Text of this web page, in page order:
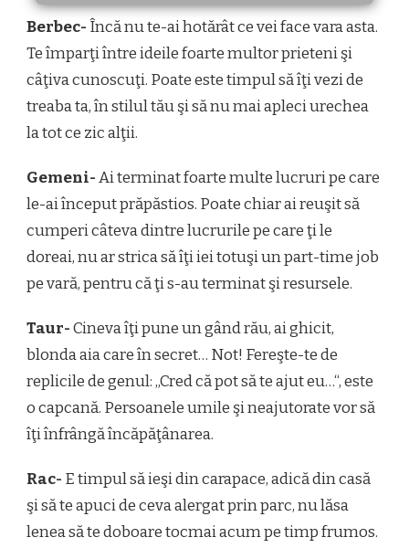
Berbec- Încă nu te-ai hotărât ce vei face vara asta.
Te împarţi între ideile foarte multor prieteni şi
câţiva cunoscuţi. Poate este timpul să îţi vezi de
treaba ta, în stilul tău şi să nu mai apleci urechea
la tot ce zic alţii.
Gemeni-Ai terminat foarte multe lucruri pe care
le-ai început prăpăstios. Poate chiar ai reuşit să
cumperi câteva dintre lucrurile pe care ţi le
doreai, nu ar strica să îţi iei totuşi un part-time job
pe vară, pentru că ţi s-au terminat şi resursele.
Taur-Cineva îţi pune un gând rău, ai ghicit,
blonda aia care în secret… Not! Fereşte-te de
replicile de genul: „Cred că pot să te ajut eu…“, este
o capcană. Persoanele umile şi neajutorate vor să
îţi înfrângă încăpăţânarea.
Rac- E timpul să ieşi din carapace, adică din casă
şi să te apuci de ceva alergat prin parc, nu lăsa
lenea să te doboare tocmai acum pe timp frumos.